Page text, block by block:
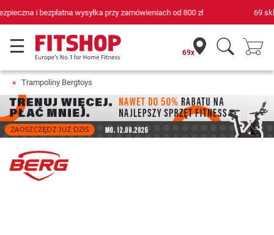
69 sklepów fitness i 75 własnych techników serwisowych
69x
Trampoliny Bergtoys